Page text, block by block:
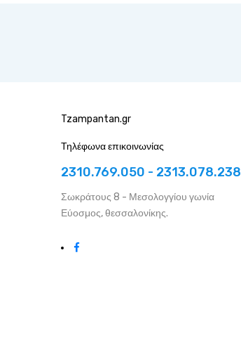
Tzampantan.gr
Τηλέφωνα επικοινωνίας
2310.769.050 - 2313.078.238
Σωκράτους 8 - Μεσολογγίου γωνία
Εύοσμος, θεσσαλονίκης.